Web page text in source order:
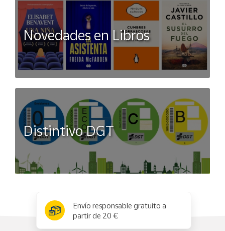
Novedades en Libros
Distintivo DGT
Envío responsable gratuito a
partir de 20 €